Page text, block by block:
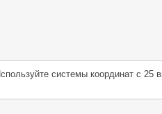
системы координат с 25